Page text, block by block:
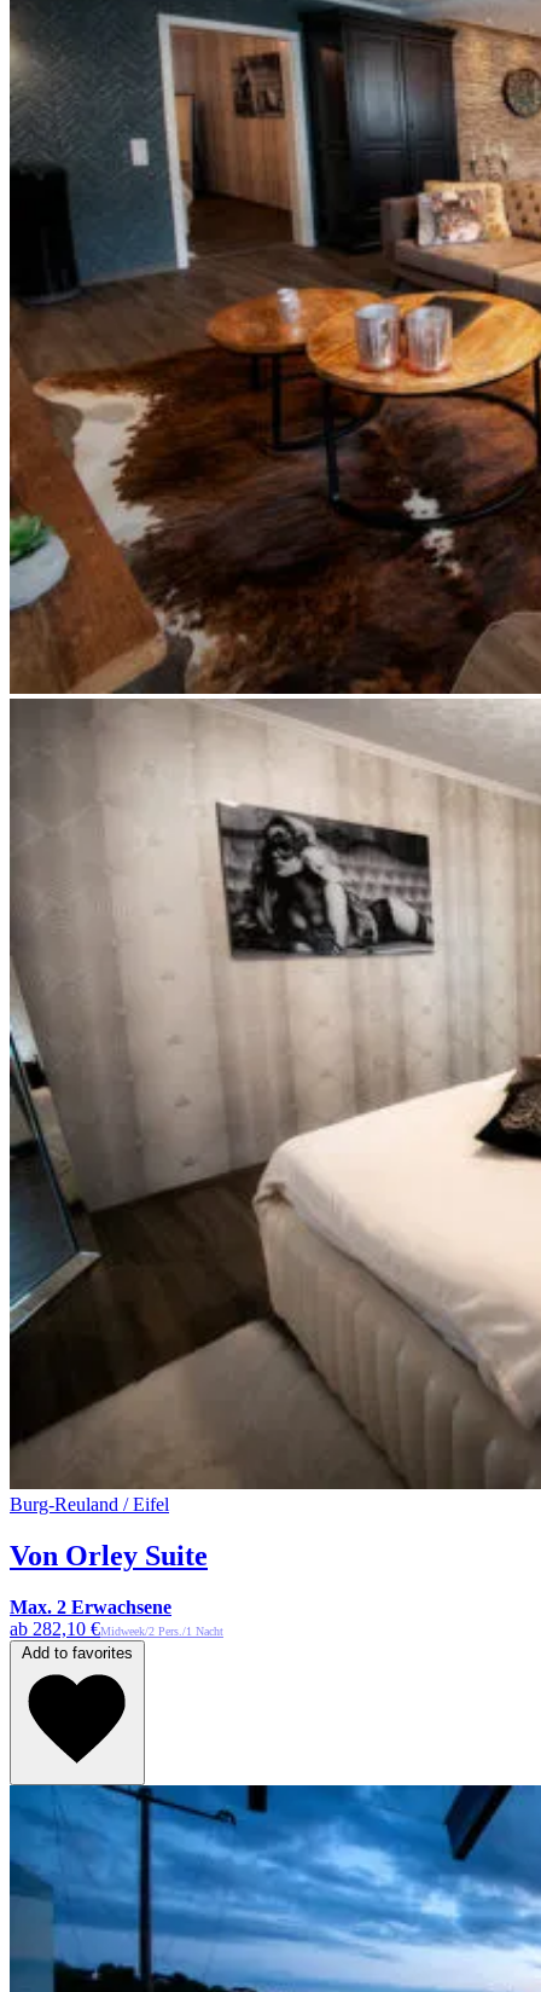
Burg-Reuland / Eifel
Von Orley Suite
Max. 2 Erwachsene
ab 282,10 €Midweek/2 Pers./1 Nacht
Add to favorites